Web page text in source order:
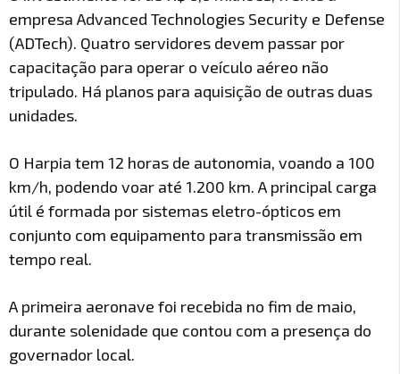
empresa Advanced Technologies Security e Defense
(ADTech). Quatro servidores devem passar por
capacitação para operar o veículo aéreo não
tripulado. Há planos para aquisição de outras duas
unidades.
O Harpia tem 12 horas de autonomia, voando a 100
km/h, podendo voar até 1.200 km. A principal carga
útil é formada por sistemas eletro-ópticos em
conjunto com equipamento para transmissão em
tempo real.
A primeira aeronave foi recebida no fim de maio,
durante solenidade que contou com a presença do
governador local.